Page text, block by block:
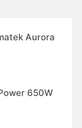
Aurora
650W